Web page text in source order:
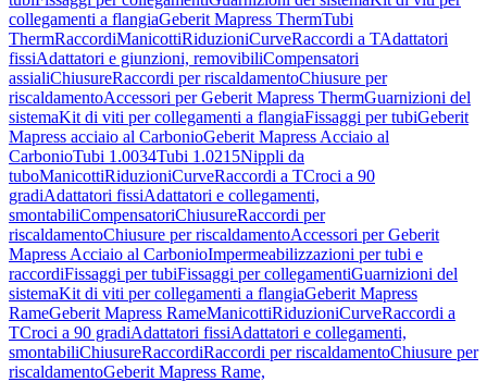
collegamenti a flangiaGeberit Mapress ThermTubi
ThermRaccordiManicottiRiduzioniCurveRaccordi a TAdattatori
fissiAdattatori e giunzioni, removibiliCompensatori
assialiChiusureRaccordi per riscaldamentoChiusure per
riscaldamentoAccessori per Geberit Mapress ThermGuarnizioni del
sistemaKit di viti per collegamenti a flangiaFissaggi per tubiGeberit
Mapress acciaio al CarbonioGeberit Mapress Acciaio al
CarbonioTubi 1.0034Tubi 1.0215Nippli da
tuboManicottiRiduzioniCurveRaccordi a TCroci a 90
gradiAdattatori fissiAdattatori e collegamenti,
smontabiliCompensatoriChiusureRaccordi per
riscaldamentoChiusure per riscaldamentoAccessori per Geberit
Mapress Acciaio al CarbonioImpermeabilizzazioni per tubi e
raccordiFissaggi per tubiFissaggi per collegamentiGuarnizioni del
sistemaKit di viti per collegamenti a flangiaGeberit Mapress
RameGeberit Mapress RameManicottiRiduzioniCurveRaccordi a
TCroci a 90 gradiAdattatori fissiAdattatori e collegamenti,
smontabiliChiusureRaccordiRaccordi per riscaldamentoChiusure per
riscaldamentoGeberit Mapress Rame,